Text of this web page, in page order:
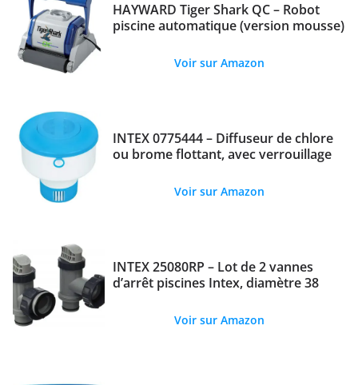
HAYWARD Tiger Shark QC – Robot
piscine automatique (version mousse)
Voir sur Amazon
INTEX 0775444 – Diffuseur de chlore
ou brome flottant, avec verrouillage
Voir sur Amazon
INTEX 25080RP – Lot de 2 vannes
d’arrêt piscines Intex, diamètre 38
Voir sur Amazon